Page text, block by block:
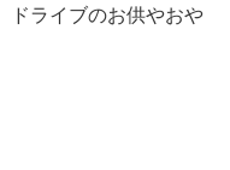
ドライブのお供やおや